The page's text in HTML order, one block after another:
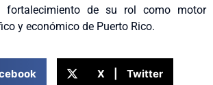
fortalecimiento de su rol como motor
y económico de Puerto Rico.
X | Twitter